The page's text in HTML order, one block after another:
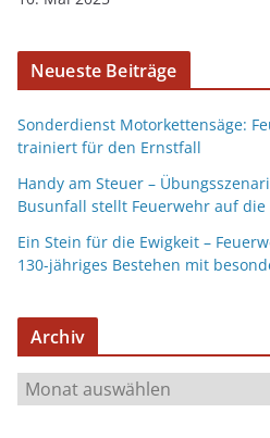
Neueste Beiträge
Sonderdienst Motorkettensäge:
trainiert für den Ernstfall
Handy am Steuer –
Busunfall stellt Feuerwehr auf die
Ein Stein für die Ewigkeit –
130-jähriges Bestehen mit
Archiv